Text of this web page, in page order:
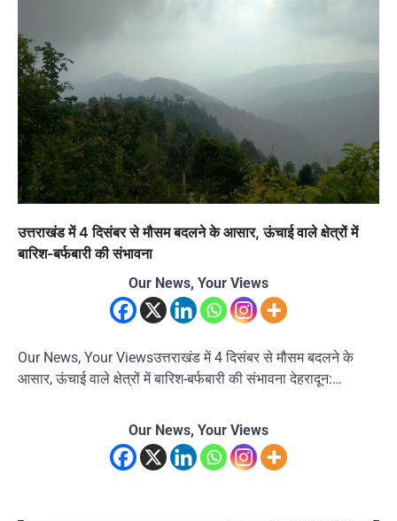
उत्तराखंड में 4 दिसंबर से मौसम बदलने के आसार, ऊंचाई वाले क्षेत्रों में
बारिश-बर्फबारी की संभावना
Our News, Your Views
Our News, Your Viewsउत्तराखंड में 4 दिसंबर से मौसम बदलने के
आसार, ऊंचाई वाले क्षेत्रों में बारिश-बर्फबारी की संभावना देहरादून:…
Our News, Your Views